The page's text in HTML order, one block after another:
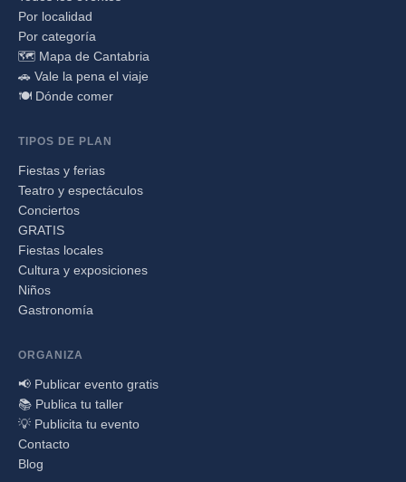
Por localidad
Por categoría
🗺️ Mapa de Cantabria
🚗 Vale la pena el viaje
🍽️ Dónde comer
TIPOS DE PLAN
Fiestas y ferias
Teatro y espectáculos
Conciertos
GRATIS
Fiestas locales
Cultura y exposiciones
Niños
Gastronomía
ORGANIZA
📢 Publicar evento gratis
📚 Publica tu taller
💡 Publicita tu evento
Contacto
Blog